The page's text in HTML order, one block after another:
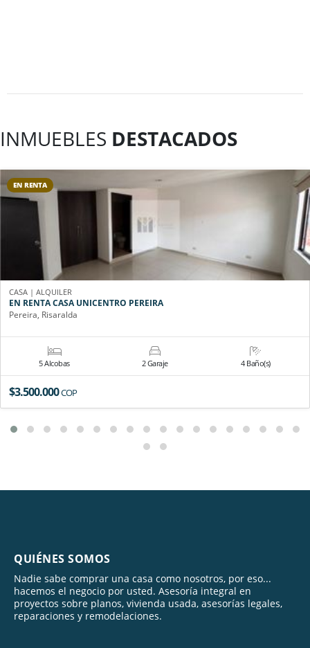
INMUEBLES DESTACADOS
EN RENTA
CASA | ALQUILER
EN RENTA CASA UNICENTRO PEREIRA
Pereira, Risaralda
5 Alcobas 2 Garaje 4 Baño(s)
$3.500.000COP
QUIÉNES SOMOS
Nadie sabe comprar una casa como nosotros, por eso...
hacemos el negocio por usted. Asesoría integral en
proyectos sobre planos, vivienda usada, asesorías legales,
reparaciones y remodelaciones.